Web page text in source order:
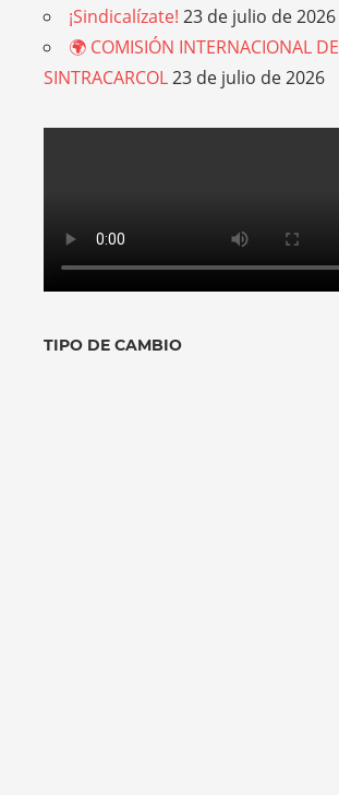
¡Sindicalízate! 23 de julio de 2026
🌍 COMISIÓN INTERNACIONAL DE
SINTRACARCOL23 de julio de 2026
TIPO DE CAMBIO